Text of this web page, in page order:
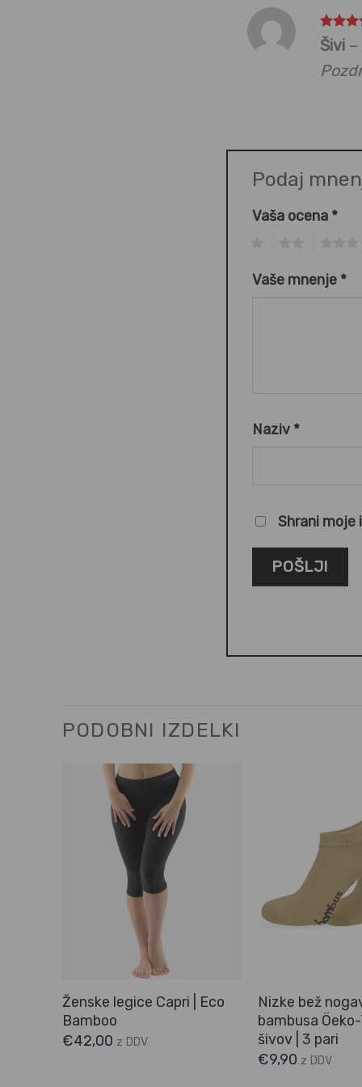
od 5
Šivi –
Podaj
Vaša ocena *
Vaše mnenje *
Naziv *
Shrani moje
PODOBNI IZDELKI
Ženske legice Capri | Eco
Bamboo
€42,00 z DDV
Nizke bež
bambusa
šivov | 3 pari
€9,90 z DDV